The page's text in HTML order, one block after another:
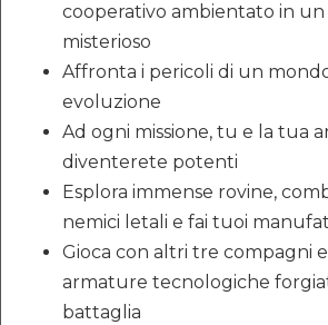
cooperativo ambientato in
misterioso
Affronta i pericoli di un
evoluzione
Ad ogni missione, tu e la tua
diventerete potenti
Esplora immense rovine,
nemici letali e fai tuoi
Gioca con altri tre compagni
armature tecnologiche
battaglia